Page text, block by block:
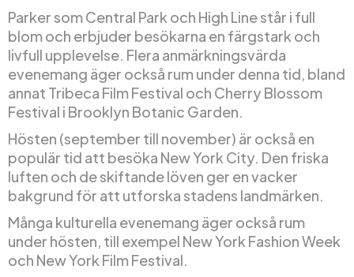
Parker som Central Park och High Line står i full
blom och erbjuder besökarna en färgstark och
livfull upplevelse. Flera anmärkningsvärda
evenemang äger också rum under denna tid, bland
annat Tribeca Film Festival och Cherry Blossom
Festival i Brooklyn Botanic Garden.
Hösten (september till november) är också en
populär tid att besöka New York City. Den friska
luften och de skiftande löven ger en vacker
bakgrund för att utforska stadens landmärken.
Många kulturella evenemang äger också rum
under hösten, till exempel New York Fashion Week
och New York Film Festival.